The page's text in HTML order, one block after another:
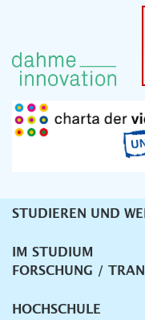
Unternavigation
STUDIEREN UND
IM STUDIUM
FORSCHUNG /
HOCHSCHULE